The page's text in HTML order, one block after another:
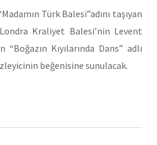
Türk Balesi”adını taşıyan
Kraliyet Balesi’nin Levent
Kıyılarında Dans” adlı
beğenisine sunulacak.